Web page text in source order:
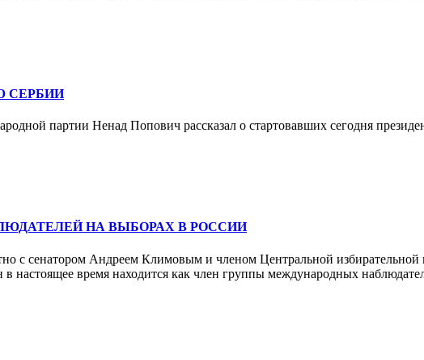
СЕРБИИ
партии Ненад Попович рассказал о стартовавших сегодня
НА ВЫБОРАХ В РОССИИ
с сенатором Андреем Климовым и членом Центральной
настоящее время находится как член группы международных